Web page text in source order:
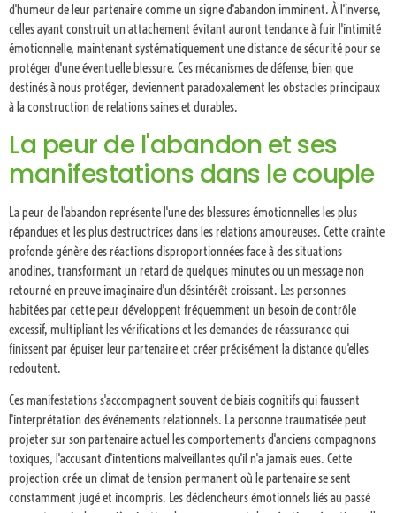
d'humeur de leur partenaire comme un signe d'abandon imminent. À l'inverse,
celles ayant construit un attachement évitant auront tendance à fuir l'intimité
émotionnelle, maintenant systématiquement une distance de sécurité pour se
protéger d'une éventuelle blessure. Ces mécanismes de défense, bien que
destinés à nous protéger, deviennent paradoxalement les obstacles principaux
à la construction de relations saines et durables.
La peur de l'abandon et ses
manifestations dans le couple
La peur de l'abandon représente l'une des blessures émotionnelles les plus
répandues et les plus destructrices dans les relations amoureuses. Cette crainte
profonde génère des réactions disproportionnées face à des situations
anodines, transformant un retard de quelques minutes ou un message non
retourné en preuve imaginaire d'un désintérêt croissant. Les personnes
habitées par cette peur développent fréquemment un besoin de contrôle
excessif, multipliant les vérifications et les demandes de réassurance qui
finissent par épuiser leur partenaire et créer précisément la distance qu'elles
redoutent.
Ces manifestations s'accompagnent souvent de biais cognitifs qui faussent
l'interprétation des événements relationnels. La personne traumatisée peut
projeter sur son partenaire actuel les comportements d'anciens compagnons
toxiques, l'accusant d'intentions malveillantes qu'il n'a jamais eues. Cette
projection crée un climat de tension permanent où le partenaire se sent
constamment jugé et incompris. Les déclencheurs émotionnels liés au passé